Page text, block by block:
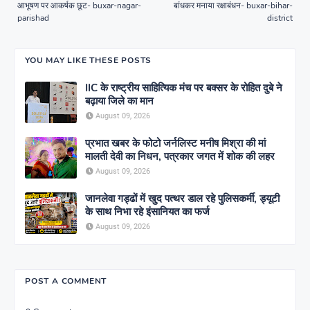
बांधकर मनाया रक्षाबंधन- buxar-bihar-
district
आभूषण पर आकर्षक छूट- buxar-nagar-
parishad
YOU MAY LIKE THESE POSTS
IIC के राष्ट्रीय साहित्यिक मंच पर बक्सर के रोहित दुबे ने
बढ़ाया जिले का मान
August 09, 2026
प्रभात खबर के फोटो जर्नलिस्ट मनीष मिश्रा की मां
मालती देवी का निधन, पत्रकार जगत में शोक की लहर
August 09, 2026
जानलेवा गड्ढों में खुद पत्थर डाल रहे पुलिसकर्मी, ड्यूटी
के साथ निभा रहे इंसानियत का फर्ज
August 09, 2026
POST A COMMENT